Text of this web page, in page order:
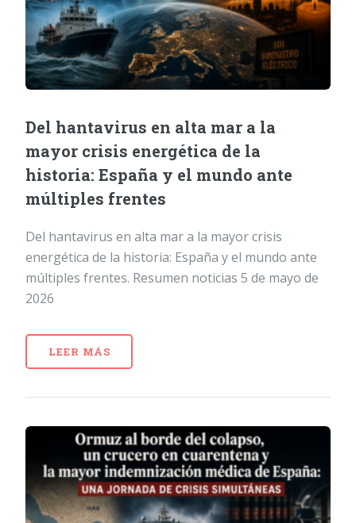
Del hantavirus en alta mar a la
mayor crisis energética de la
historia: España y el mundo ante
múltiples frentes
Del hantavirus en alta mar a la mayor crisis
energética de la historia: España y el mundo ante
múltiples frentes. Resumen noticias 5 de mayo de
2026
LEER MÁS